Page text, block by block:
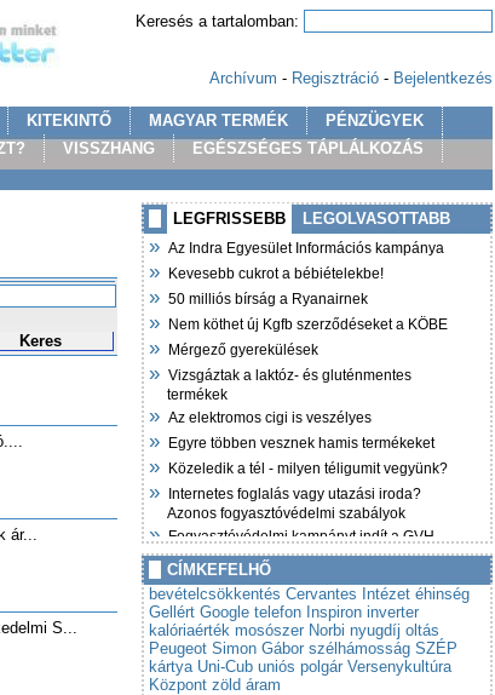
Keresés a tartalomban:
Archívum - Regisztráció - Bejelentkezés
KITEKINTŐ MAGYAR TERMÉK
PÉNZÜGYEK
VISSZHANG
EGÉSZSÉGES TÁPLÁLKOZÁS
Keres
ár...
S...
LEGFRISSEBB LEGOLVASOTTABB
» Az Indra Egyesület Információs kampánya
» Kevesebb cukrot a bébiételekbe!
» 50 milliós bírság a Ryanairnek
» Nem köthet új Kgfb szerződéseket a KÖBE
» Mérgező gyerekülések
» Vizsgáztak a laktóz- és gluténmentes
termékek
» Az elektromos cigi is veszélyes
» Egyre többen vesznek hamis termékeket
» Közeledik a tél - milyen téligumit vegyünk?
»
Internetes foglalás vagy utazási iroda?
Azonos fogyasztóvédelmi szabályok
» Fogyasztóvédelmi kampányt indít a GVH
» Autót venne? Lebuktathatja a csalókat!
» Tovább szigorodnak az árubemutatókra
vonatkozó szabályok
CÍMKEFELHŐ
bevételcsökkentés Cervantes Intézet éhinség
Gellért Google telefon Inspiron inverter
kalóriaérték mosószer Norbi nyugdíj oltás
Peugeot Simon Gábor szélhámosság SZÉP
kártya Uni-Cub uniós polgár Versenykultúra
Központ zöld áram